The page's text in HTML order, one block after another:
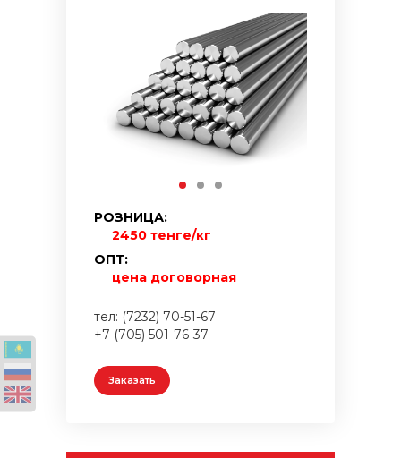
РОЗНИЦА:
2450 тенге/кг
ОПТ:
цена договорная
тел: (7232) 70-51-67
+7 (705) 501-76-37
Заказать